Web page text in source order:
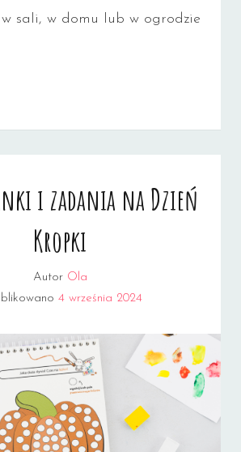
w sali, w domu lub w ogrodzie
i zadania na Dzień
Kropki
Autor Ola
4 września 2024